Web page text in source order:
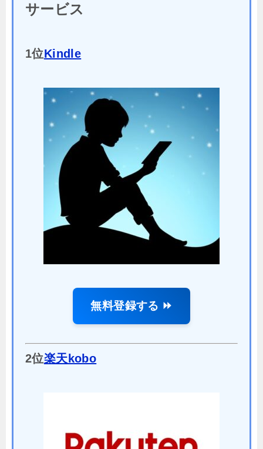
サービス
1位Kindle
無料登録する ⏩
2位楽天kobo